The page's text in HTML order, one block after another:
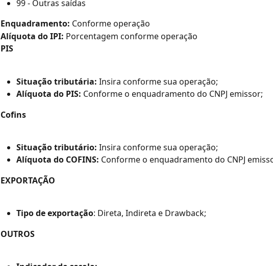
99 - Outras saídas
Enquadramento: Conforme operação
Alíquota do IPI: Porcentagem conforme operação
PIS
Situação tributária: Insira conforme sua operação;
Alíquota do PIS: Conforme o enquadramento do CNPJ emissor;
Cofins
Situação tributário: Insira conforme sua operação;
Alíquota do COFINS: Conforme o enquadramento do CNPJ
EXPORTAÇÃO
Tipo de exportação: Direta, Indireta e Drawback;
OUTROS